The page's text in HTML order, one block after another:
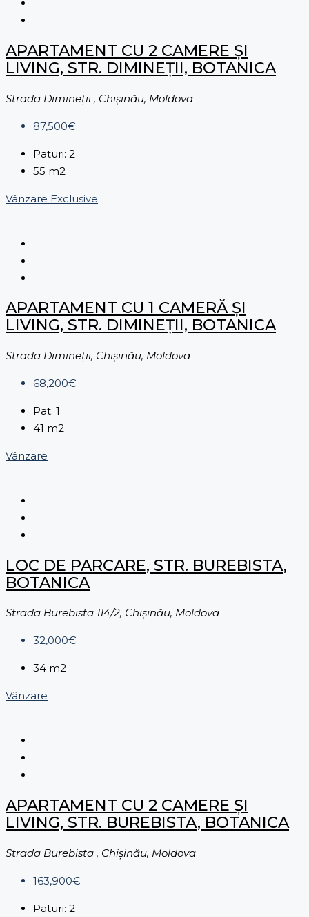
APARTAMENT CU 2 CAMERE ȘI
LIVING, STR. DIMINEȚII, BOTANICA
Strada Dimineții , Chișinău, Moldova
87,500€
Paturi: 2
55 m2
Vânzare Exclusive
APARTAMENT CU 1 CAMERĂ ȘI
LIVING, STR. DIMINEȚII, BOTANICA
Strada Dimineții, Chișinău, Moldova
68,200€
Pat: 1
41 m2
Vânzare
LOC DE PARCARE, STR. BUREBISTA,
BOTANICA
Strada Burebista 114/2, Chișinău, Moldova
32,000€
34 m2
Vânzare
APARTAMENT CU 2 CAMERE ȘI
LIVING, STR. BUREBISTA, BOTANICA
Strada Burebista , Chișinău, Moldova
163,900€
Paturi: 2